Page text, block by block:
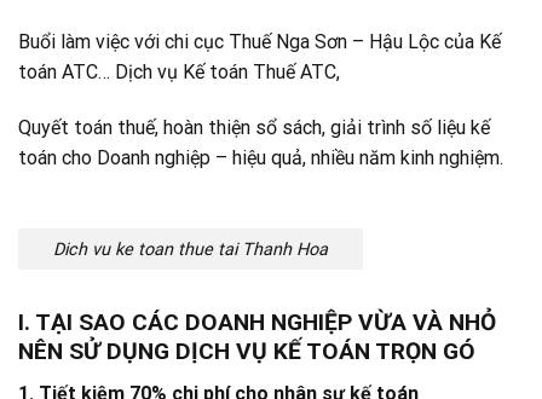
Buổi làm việc với chi cục Thuế Nga Sơn – Hậu Lộc của Kế
toán ATC… Dịch vụ Kế toán Thuế ATC,
Quyết toán thuế, hoàn thiện sổ sách, giải trình số liệu kế
toán cho Doanh nghiệp – hiệu quả, nhiều năm kinh nghiệm.
Dich vu ke toan thue tai Thanh Hoa
I. TẠI SAO CÁC DOANH NGHIỆP VỪA VÀ NHỎ
NÊN SỬ DỤNG DỊCH VỤ KẾ TOÁN TRỌN GÓ
1. Tiết kiệm 70% chi phí cho nhân sự kế toán